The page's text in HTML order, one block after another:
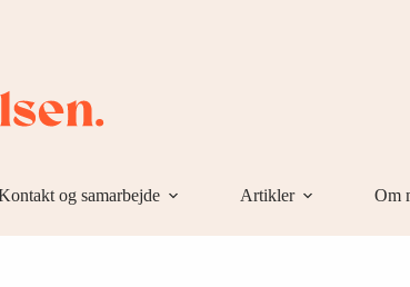
og samarbejde Artikler Om